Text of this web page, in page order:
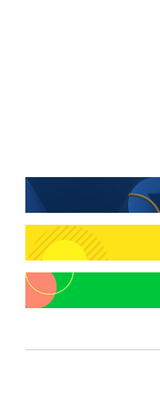
이강인 "아
[속보]與 당
-12962초 전 >
강릉에 시간
-9069초 전 >백운산서 80년
-6779초 전 > 선재도서 해
-4313초 전 >남자 농구, 나
-3689초 전 >
여수 오동도
1분 전 >
극한폭염 한풀 꺾
1시간 전 >[속보]'압수수색·